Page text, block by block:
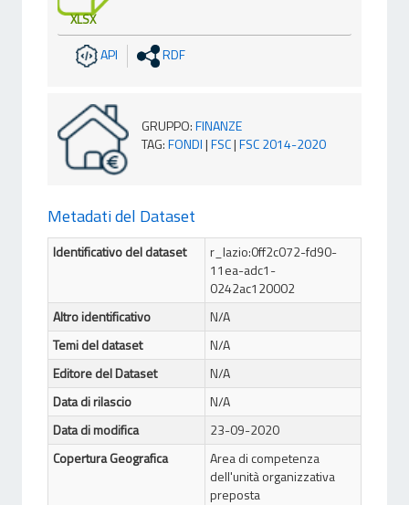
XLSX
API RDF
GRUPPO:FINANZE
TAG:FONDI|FSC|FSC 2014-2020
Metadati del Dataset
Identificativo del dataset
r_lazio:0ff2c072-fd90-
11ea-adc1-
0242ac120002
Altro identificativo
N/A
Temi del dataset
N/A
Editore del Dataset
N/A
Data di rilascio
N/A
Data di modifica
23-09-2020
Copertura Geografica
Area di competenza
dell'unità organizzativa
preposta